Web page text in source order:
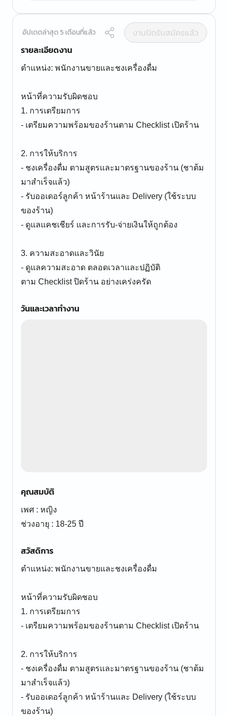
อัปเดตล่าสุด 5 เดือนที่แล้ว
งานปิดรับสมัครแล้ว
รายละเอียดงาน
ตำแหน่ง: พนักงานขายและชงเครื่องดื่ม
หน้าที่ความรับผิดชอบ
1. การเตรียมการ
- เตรียมความพร้อมของร้านตาม Checklist เปิดร้าน
2. การให้บริการ
- ชงเครื่องดื่ม ตามสูตรและมาตรฐานของร้าน (ชาต้ม
มาสำเร็จแล้ว)
- รับออเดอร์ลูกค้า หน้าร้านและ Delivery (ใช้ระบบ
ของร้าน)
- ดูแลแคชเชียร์ และการรับ-จ่ายเงินให้ถูกต้อง
3. ความสะอาดและวินัย
- ดูแลความสะอาด ตลอดเวลาและปฏิบัติ
ตาม Checklist ปิดร้าน อย่างเคร่งครัด
วันและเวลาทำงาน
คุณสมบัติ
เพศ : หญิง
ช่วงอายุ : 18-25 ปี
สวัสดิการ
ตำแหน่ง: พนักงานขายและชงเครื่องดื่ม
หน้าที่ความรับผิดชอบ
1. การเตรียมการ
- เตรียมความพร้อมของร้านตาม Checklist เปิดร้าน
2. การให้บริการ
- ชงเครื่องดื่ม ตามสูตรและมาตรฐานของร้าน (ชาต้ม
มาสำเร็จแล้ว)
- รับออเดอร์ลูกค้า หน้าร้านและ Delivery (ใช้ระบบ
ของร้าน)